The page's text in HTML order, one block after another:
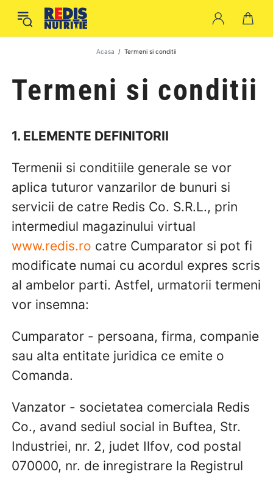
Acasa Termeni si conditii
Termeni si conditii
1. ELEMENTE DEFINITORII
Termenii si conditiile generale se vor
aplica tuturor vanzarilor de bunuri si
servicii de catre Redis Co. S.R.L., prin
intermediul magazinului virtual
www.redis.ro catre Cumparator si pot fi
modificate numai cu acordul expres scris
al ambelor parti. Astfel, urmatorii termeni
vor insemna:
Cumparator - persoana, firma, companie
sau alta entitate juridica ce emite o
Comanda.
Vanzator - societatea comerciala Redis
Co., avand sediul social in Buftea, Str.
Industriei, nr. 2, judet Ilfov, cod postal
070000, nr. de inregistrare la Registrul